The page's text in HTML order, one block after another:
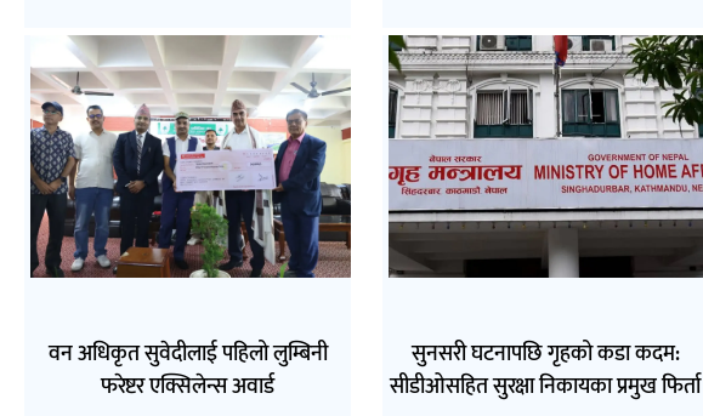
वन अधिकृत सुवेदीलाई पहिलो लुम्बिनी
फरेष्टर एक्सिलेन्स अवार्ड
सुनसरी घटनापछि गृहको कडा कदम:
सीडीओसहित सुरक्षा निकायका प्रमुख फिर्ता